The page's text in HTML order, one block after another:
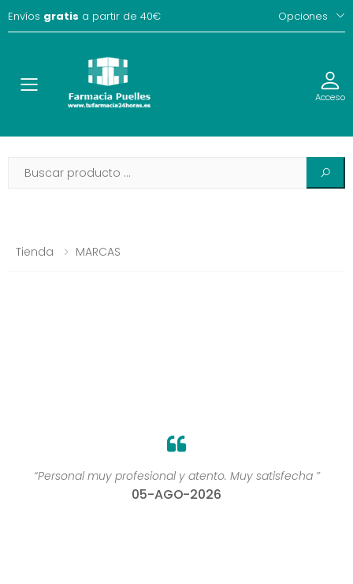
Envíos gratis a partir de 40€ Opciones
Toggle Acceso
Tienda MARCAS
“Personal muy profesional y atento. Muy satisfecha ”
05-AGO-2026